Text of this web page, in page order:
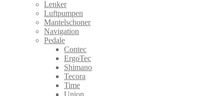
Lenker
Luftpumpen
Mantelschoner
Navigation
Pedale
Contec
ErgoTec
Shimano
Tecora
Time